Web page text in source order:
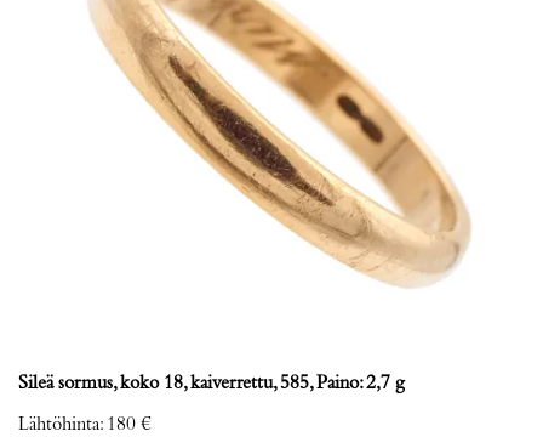
Sileä sormus, koko 18, kaiverrettu, 585, Paino: 2,7 g
Lähtöhinta: 180 €